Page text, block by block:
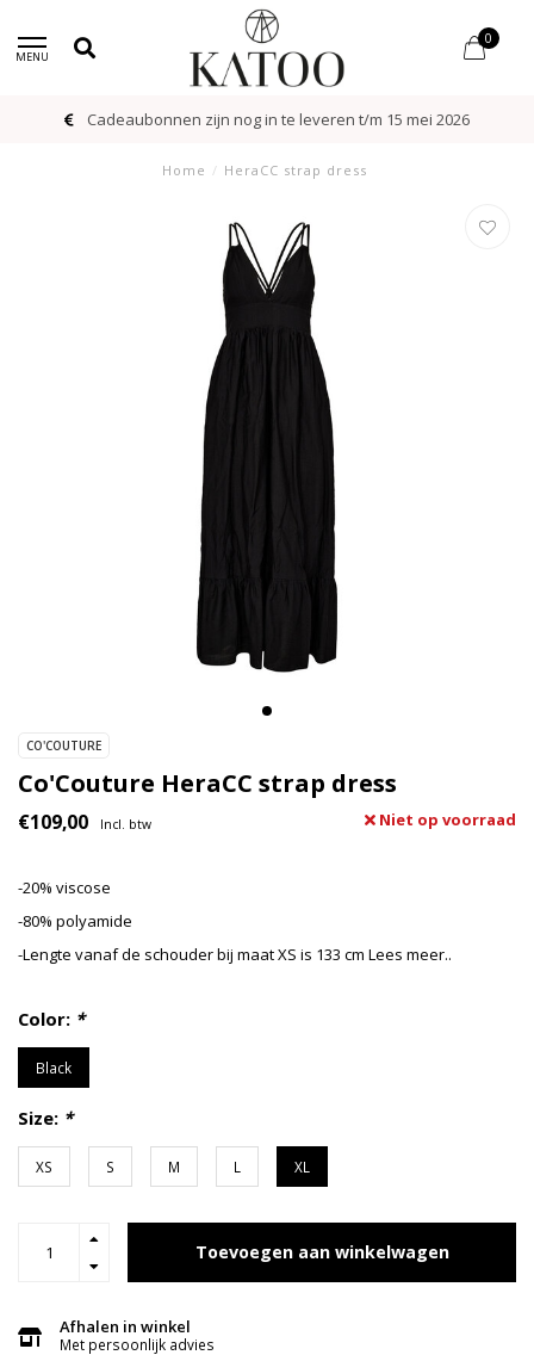
MENU
0
Cadeaubonnen zijn nog in te leveren t/m 15 mei 2026
Home / HeraCC strap dress
CO'COUTURE
Co'Couture HeraCC strap dress
€109,00 Incl. btw Niet op voorraad
-20% viscose
-80% polyamide
-Lengte vanaf de schouder bij maat XS is 133 cm Lees meer..
Color: *
Black
Size: *
XS S M L XL
Toevoegen aan winkelwagen
Afhalen in winkel
Met persoonlijk advies